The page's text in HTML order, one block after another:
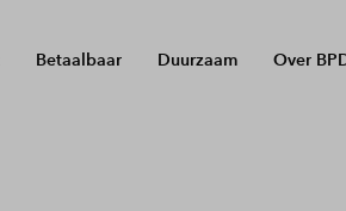
Betaalbaar Duurzaam Over